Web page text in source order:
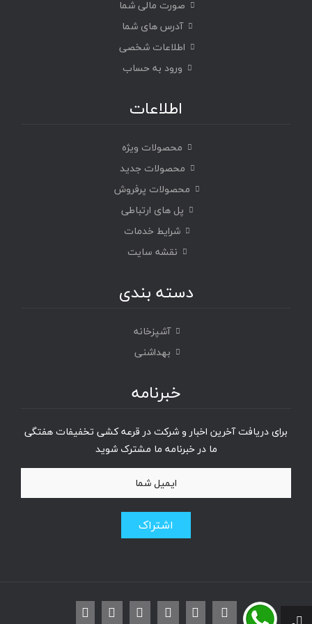
صورت مالی شما
آدرس های شما
اطلاعات شخصی
ورود به حساب
اطلاعات
محصولات ویژه
محصولات جدید
محصولات پرفروش
پل های ارتباطی
شرایط خدمات
نقشه سایت
دسته بندی
آشپزخانه
بهداشنی
خبرنامه
برای دریافت آخرین اخبار و شرکت در قرعه کشی تخفیفات هفتگی
ما در خبرنامه ما مشترک شوید
اشتراک